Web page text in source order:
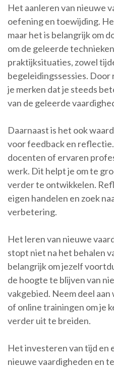
Het aanleren van nieuwe
oefening en toewijding.
maar het is belangrijk om
om de geleerde
praktijksituaties, zowel
begeleidingssessies.
je merken dat je steeds
van de geleerde
Daarnaast is het ook
voor feedback en
docenten of ervaren
werk. Dit helpt je om te
verder te ontwikkelen.
eigen handelen en zoek
verbetering.
Het leren van nieuwe
stopt niet na het behalen
belangrijk om jezelf
de hoogte te blijven van
vakgebied. Neem deel
of online trainingen om je
verder uit te breiden.
Het investeren van tijd en
nieuwe vaardigheden en